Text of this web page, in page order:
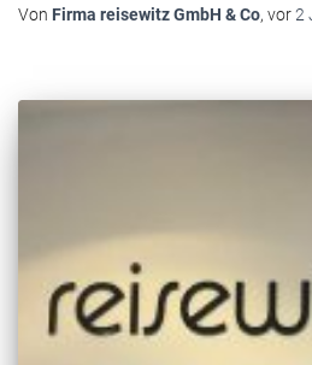
Von Firma reisewitz GmbH & Co, vor2